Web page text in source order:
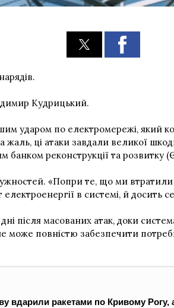
Кудрицький.
ударом по електромережі, який
ці атаки завдали великої
банком реконструкції та розвитку
«Попри те, що ми
в системі, й досить
після масованих атак, доки
може повністю забезпечити
вдарили ракетами по Кривому Рогу,